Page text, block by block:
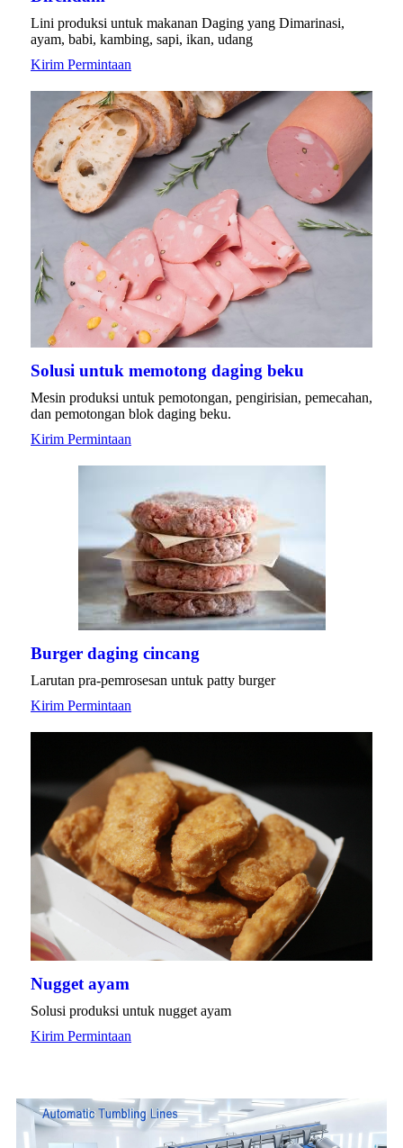
Lini produksi untuk makanan Daging yang Dimarinasi,
ayam, babi, kambing, sapi, ikan, udang
Kirim Permintaan
Solusi untuk memotong daging beku
Mesin produksi untuk pemotongan, pengirisian, pemecahan,
dan pemotongan blok daging beku.
Kirim Permintaan
Burger daging cincang
Larutan pra-pemrosesan untuk patty burger
Kirim Permintaan
Nugget ayam
Solusi produksi untuk nugget ayam
Kirim Permintaan